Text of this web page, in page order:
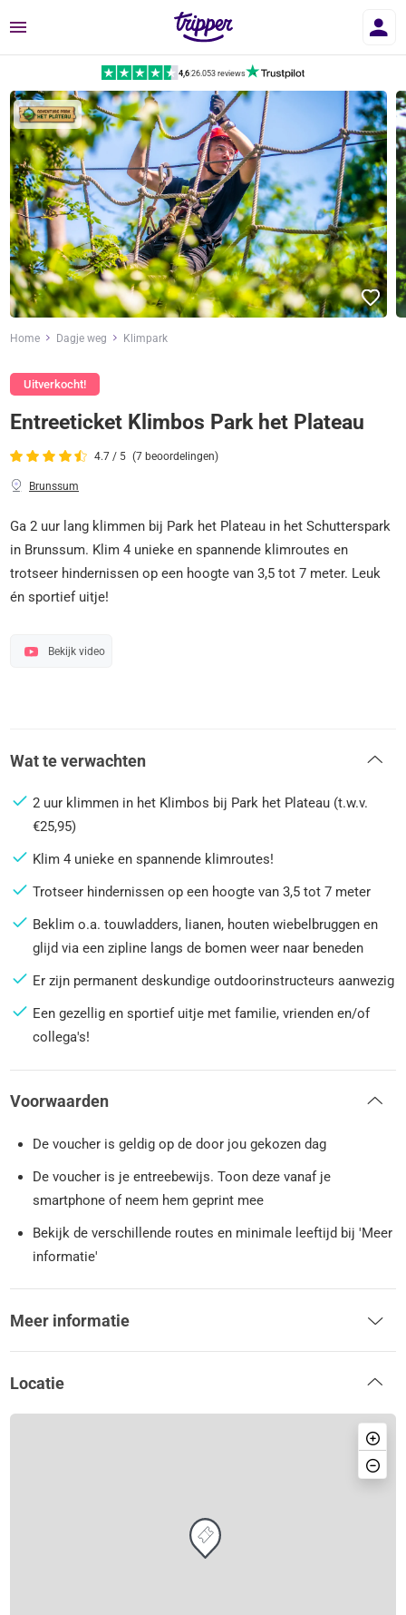
Menu
4,6|26.053 reviews
Home Dagje weg Klimpark
Uitverkocht!
Entreeticket Klimbos Park het Plateau
4.7 / 5 (7 beoordelingen)
Brunssum
Ga 2 uur lang klimmen bij Park het Plateau in het Schutterspark
in Brunssum. Klim 4 unieke en spannende klimroutes en
trotseer hindernissen op een hoogte van 3,5 tot 7 meter. Leuk
én sportief uitje!
Bekijk video
Wat te verwachten
2 uur klimmen in het Klimbos bij Park het Plateau (t.w.v.
€25,95)
Klim 4 unieke en spannende klimroutes!
Trotseer hindernissen op een hoogte van 3,5 tot 7 meter
Beklim o.a. touwladders, lianen, houten wiebelbruggen en
glijd via een zipline langs de bomen weer naar beneden
Er zijn permanent deskundige outdoorinstructeurs aanwezig
Een gezellig en sportief uitje met familie, vrienden en/of
collega's!
Voorwaarden
De voucher is geldig op de door jou gekozen dag
De voucher is je entreebewijs. Toon deze vanaf je
smartphone of neem hem geprint mee
Bekijk de verschillende routes en minimale leeftijd bij 'Meer
informatie'
Meer informatie
Locatie